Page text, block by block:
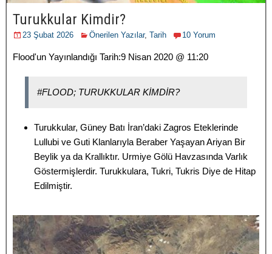
Turukkular Kimdir?
23 Şubat 2026 Önerilen Yazılar, Tarih 10 Yorum
Flood'un Yayınlandığı Tarih:9 Nisan 2020 @ 11:20
#FLOOD; TURUKKULAR KİMDİR?
Turukkular, Güney Batı İran’daki Zagros Eteklerinde
Lullubi ve Guti Klanlarıyla Beraber Yaşayan Ariyan Bir
Beylik ya da Krallıktır. Urmiye Gölü Havzasında Varlık
Göstermişlerdir. Turukkulara, Tukri, Tukris Diye de Hitap
Edilmiştir.